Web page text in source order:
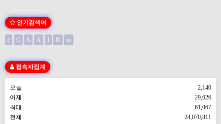
인기검색어
e C S A N m
접속자집계
오늘
2,140
어제
29,626
최대
61,067
전체
24,070,811